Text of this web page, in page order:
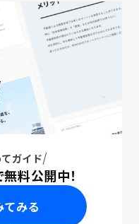
ガイド
料公開中！
てみる